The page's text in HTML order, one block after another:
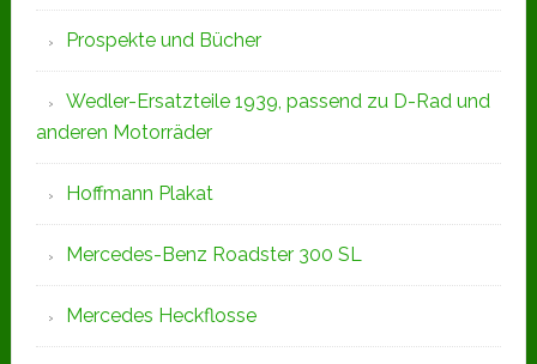
Prospekte und Bücher
Wedler-Ersatzteile 1939, passend zu D-Rad und
anderen Motorräder
Hoffmann Plakat
Mercedes-Benz Roadster 300 SL
Mercedes Heckflosse